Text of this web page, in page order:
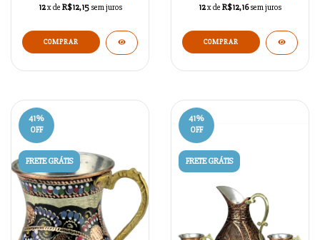
12x de R$12,15 sem juros 12x de R$12,16 sem juros
41%
OFF
FRETE GRÁTIS
41%
OFF
FRETE GRÁTIS